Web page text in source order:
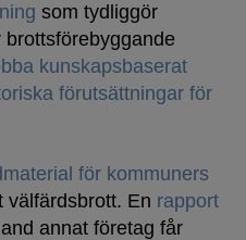
som tydliggör
kunskapsbaserat
förutsättningar för
för kommuners
välfärdsbrott. En rapport
annat företag får